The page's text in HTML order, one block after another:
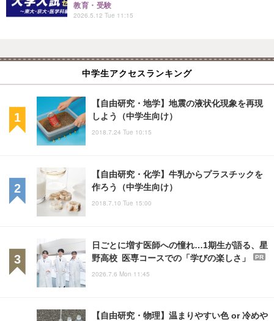
教育・受験
2026.5.12 Tue 11:15
中学生アクセスランキング
【自由研究・地学】地震の液状化現象を再現
しよう（中学生向け）
2018.7.24 Tue 10:15
【自由研究・化学】牛乳からプラスチックを
作ろう（中学生向け）
2018.7.10 Tue 15:00
日ごとに増す医師への憧れ…1期生が語る、星
野高校 医専コースでの「学びの楽しさ」
PR
2026.7.6 Mon 11:45
【自由研究・物理】温まりやすい色 or 冷めや